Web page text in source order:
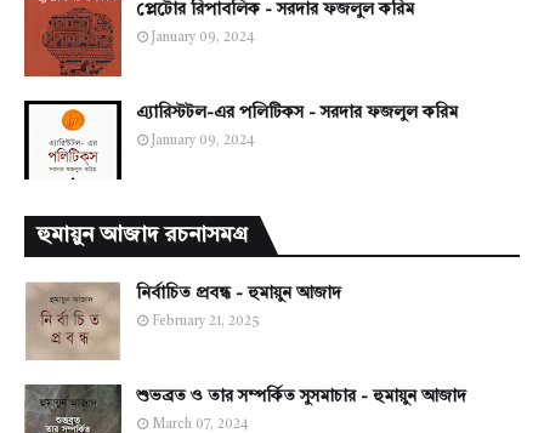
প্লেটোর রিপাবলিক - সরদার ফজলুল করিম
January 09, 2024
এ্যারিস্টটল-এর পলিটিকস - সরদার ফজলুল করিম
January 09, 2024
হুমায়ুন আজাদ রচনাসমগ্র
নির্বাচিত প্রবন্ধ - হুমায়ুন আজাদ
February 21, 2025
শুভব্রত ও তার সম্পর্কিত সুসমাচার - হুমায়ুন আজাদ
March 07, 2024